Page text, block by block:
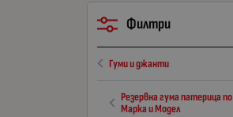
Филтри
Гуми и джанти
Резервна гума патерица по
Марка и Модел